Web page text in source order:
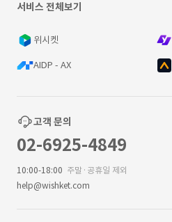
서비스 전체보기
위시켓
AIDP - AX
고객 문의
02-6925-4849
10:00-18:00 주말·공휴일 제외
help@wishket.com